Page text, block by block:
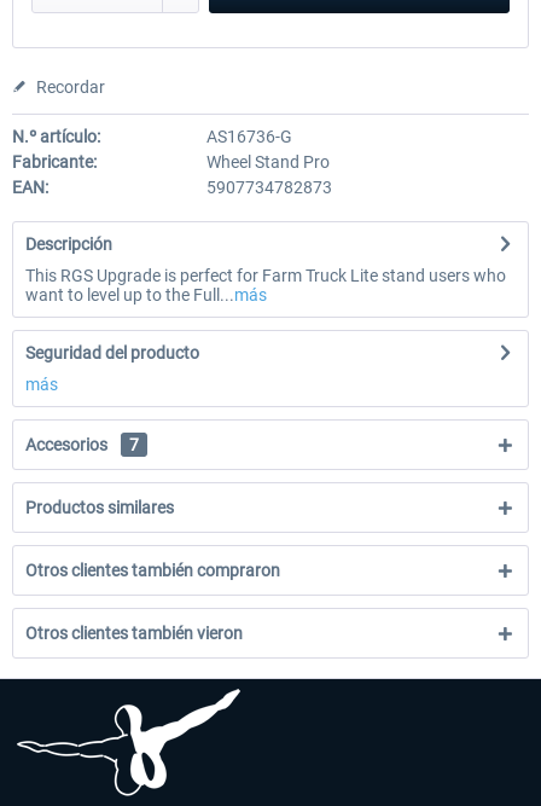
Recordar
N.º artículo:
AS16736-G
Fabricante:
Wheel Stand Pro
EAN:
5907734782873
Descripción
This RGS Upgrade is perfect for Farm Truck Lite stand users who
want to level up to the Full...más
Seguridad del producto
más
Accesorios 7
Productos similares
Otros clientes también compraron
Otros clientes también vieron